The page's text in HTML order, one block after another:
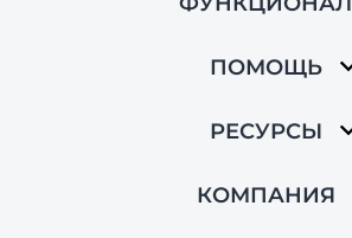
ПОМОЩЬ
РЕСУРСЫ
КОМПАНИЯ